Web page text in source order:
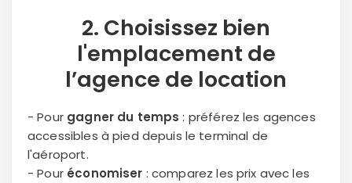
2. Choisissez bien
l'emplacement de
l’agence de location
- Pour gagner du temps : préférez les agences
accessibles à pied depuis le terminal de
l'aéroport.
- Pour économiser : comparez les prix avec les